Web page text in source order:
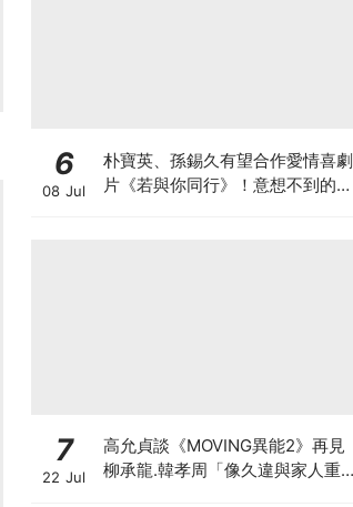
6
08 Jul
朴寶英、孫錫久有望合作愛情喜劇
片《若與你同行》！意想不到的新
7
22 Jul
高允貞談《MOVING異能2》再見
柳承龍.韓孝周「像久違與家人重